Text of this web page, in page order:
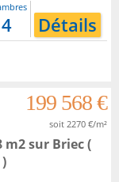
4 Détails
199 568 €
soit 2270 €/m²
m2sur Briec(